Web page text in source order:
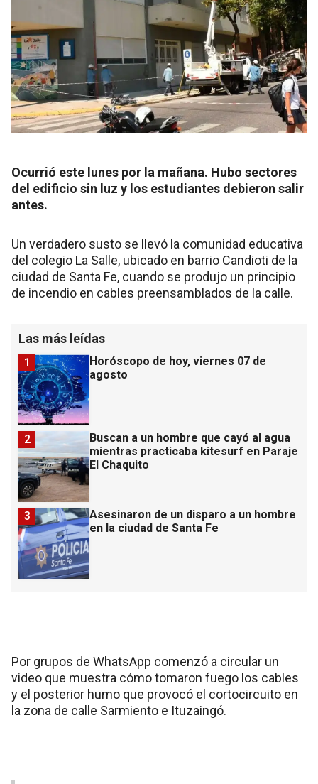
Ocurrió este lunes por la mañana. Hubo sectores
del edificio sin luz y los estudiantes debieron salir
antes.
Un verdadero susto se llevó la comunidad educativa
del colegio La Salle, ubicado en barrio Candioti de la
ciudad de Santa Fe, cuando se produjo un principio
de incendio en cables preensamblados de la calle.
Las más leídas
Horóscopo de hoy, viernes 07 de
agosto
1
Buscan a un hombre que cayó al agua
mientras practicaba kitesurf en Paraje
El Chaquito
2
Asesinaron de un disparo a un hombre
en la ciudad de Santa Fe
3
Por grupos de WhatsApp comenzó a circular un
video que muestra cómo tomaron fuego los cables
y el posterior humo que provocó el cortocircuito en
la zona de calle Sarmiento e Ituzaingó.